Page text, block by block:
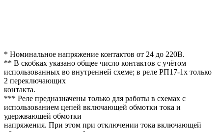
* Номинальное напряжение контактов от 24 до 220В.
** В скобках указано общее число контактов с учётом
использованных во внутренней схеме; в реле РП17-1х только
2 переключающих
контакта.
*** Реле предназначены только для работы в схемах с
использованием цепей включающей обмотки тока и
удержвающей обмотки
напряжения. При этом при отключении тока включающей